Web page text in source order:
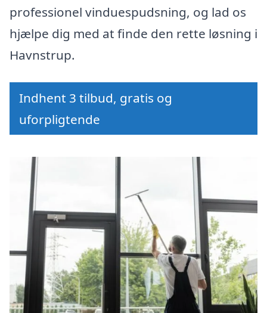
professionel vinduespudsning, og lad os
hjælpe dig med at finde den rette løsning i
Havnstrup.
Indhent 3 tilbud, gratis og
uforpligtende